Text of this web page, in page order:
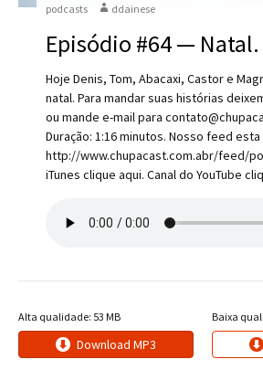
podcasts
ddainese
Episódio #64 — Natal.
Hoje Denis, Tom, Abacaxi, Castor e
natal. Para mandar suas histórias
ou mande e-mail para
Duração: 1:16 minutos. Nosso feed esta
http://www.chupacast.com.abr/feed/
iTunes clique aqui. Canal do YouTube
Alta qualidade: 53 MB
Download MP3
Baixa